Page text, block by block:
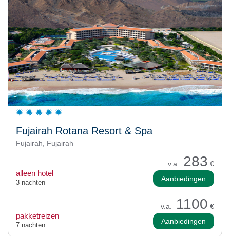
Fujairah Rotana Resort & Spa
Fujairah, Fujairah
v.a. 283 €
alleen hotel
3 nachten Aanbiedingen
v.a. 1100 €
pakketreizen
7 nachten Aanbiedingen